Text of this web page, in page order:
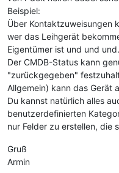
Beispiel:
Über Kontaktzuweisungen
wer das Leihgerät
Eigentümer ist und und und.
Der CMDB-Status kann
"zurückgegeben"
Allgemein) kann das Gerät
Du kannst natürlich alles
benutzerdefinierten
nur Felder zu erstellen, die
Gruß
Armin